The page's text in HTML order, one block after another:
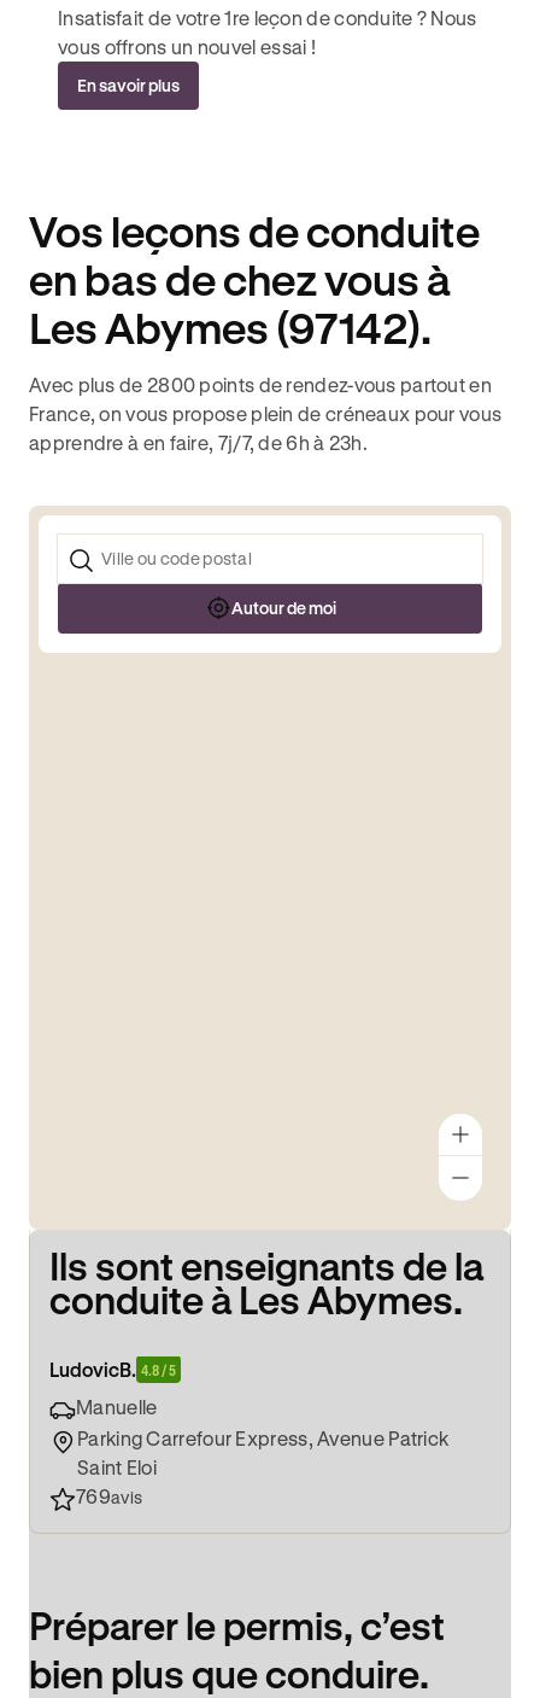
Insatisfait de votre 1re leçon de conduite ? Nous
vous offrons un nouvel essai !
En savoir plus
Vos leçons de conduite
en bas de chez vous à
Les Abymes (97142).
Avec plus de 2800 points de rendez-vous partout en
France, on vous propose plein de créneaux pour vous
apprendre à en faire, 7j/7, de 6h à 23h.
Autour de moi
Ils sont enseignants de la
conduite à Les Abymes.
LudovicB. 4.8 / 5
Manuelle
Parking Carrefour Express, Avenue Patrick
Saint Eloi
769avis
Préparer le permis, c’est
bien plus que conduire.